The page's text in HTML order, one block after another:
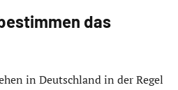
das
in Deutschland in der Regel